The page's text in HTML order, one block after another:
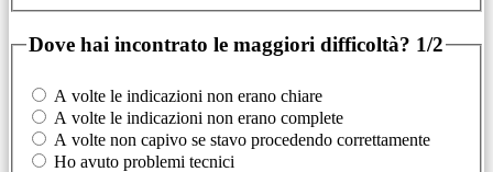
Dove hai incontrato le maggiori difficoltà? 1/2
A volte le indicazioni non erano chiare
A volte le indicazioni non erano complete
A volte non capivo se stavo procedendo correttamente
Ho avuto problemi tecnici